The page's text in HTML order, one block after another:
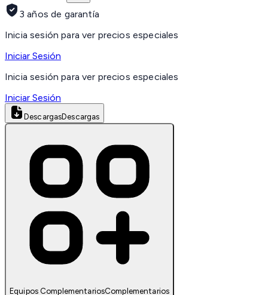
3 años de garantía
Inicia sesión para ver precios especiales
Iniciar Sesión
Inicia sesión para ver precios especiales
Iniciar Sesión
DescargasDescargas
Equipos ComplementariosComplementarios